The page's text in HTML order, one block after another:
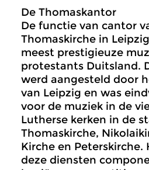
De Thomaskantor
De functie van cantor
Thomaskirche in
meest prestigieuze
protestants Duitsland.
werd aangesteld door
van Leipzig en was
voor de muziek in de
Lutherse kerken in de
Thomaskirche,
Kirche en Peterskirche.
deze diensten